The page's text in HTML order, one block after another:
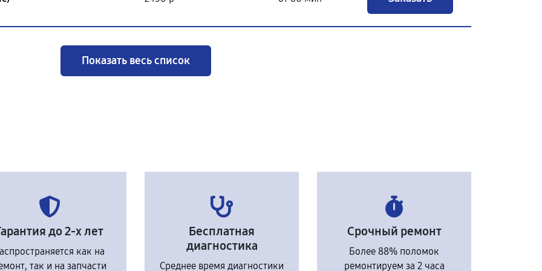
Показать весь список
до 2-х лет
как на
так и на запчасти
Бесплатная
диагностика
Среднее время диагностики
Срочный ремонт
Более 88% поломок
ремонтируем за 2 часа